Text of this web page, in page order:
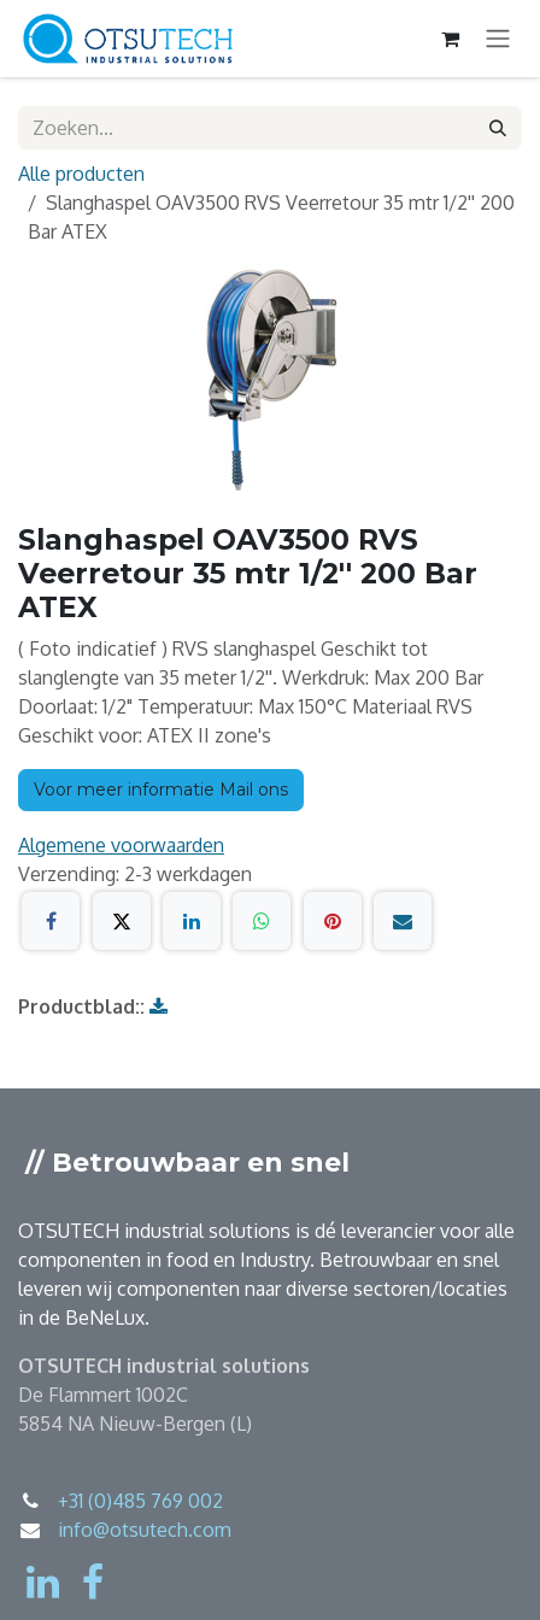
Overslaan naar inhoud
Alle producten
Slanghaspel OAV3500 RVS Veerretour 35 mtr 1/2'' 200
Bar ATEX
Slanghaspel OAV3500 RVS
Veerretour 35 mtr 1/2'' 200 Bar
ATEX
( Foto indicatief ) RVS slanghaspel Geschikt tot
slanglengte van 35 meter 1/2''. Werkdruk: Max 200 Bar
Doorlaat: 1/2" Temperatuur: Max 150°C Materiaal RVS
Geschikt voor: ATEX II zone's
Voor meer informatie Mail ons
Algemene voorwaarden
Verzending: 2-3 werkdagen
Productblad::
// Betrouwbaar en snel
OTSUTECH industrial solutions is dé leverancier voor alle
componenten in food en Industry. Betrouwbaar en snel
leveren wij componenten naar diverse sectoren/locaties
in de BeNeLux.
OTSUTECH industrial solutions
De Flammert 1002C
5854 NA Nieuw-Bergen (L)
+31 (0)485 769 002
info@otsutech.com